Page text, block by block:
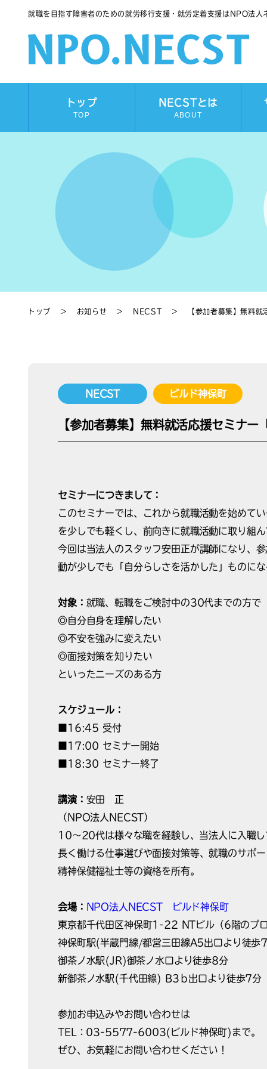
就職を目指す障害者のための就労移行支援・就労定着支援はNPO法人
トップ
TOP
NECSTとは
ABOUT
トップ ＞ お知らせ ＞ NECST＞ 【参加者募集】無料
NECST ビルド神保町
【参加者募集】無料就活応援セミナ
セミナーにつきまして：
このセミナーでは、これから就職活動を始めて
を少しでも軽くし、前向きに就職活動に取り組
今回は当法人のスタッフ安田正が講師になり、
動が少しでも「自分らしさを活かした」ものに
対象： 就職、転職をご検討中の30代までの方で
◎自分自身を理解したい
◎不安を強みに変えたい
◎面接対策を知りたい
といったニーズのある方
スケジュール：
■16:45 受付
■17:00 セミナー開始
■18:30 セミナー終了
講演： 安田 正
（NPO法人NECST）
10～20代は様々な職を経験し、当法人に入職
長く働ける仕事選びや面接対策等、就職のサポ
精神保健福祉士等の資格を所有。
会場： NPO法人NECST ビルド神保町
東京都千代田区神保町1-22 NTビル（6階のプ
神保町駅(半蔵門線/都営三田線A5出口より徒歩
御茶ノ水駅(JR)御茶ノ水口より徒歩8分
新御茶ノ水駅(千代田線) B3ｂ出口より徒歩7分
参加お申込みやお問い合わせは
TEL：03-5577-6003(ビルド神保町)まで。
ぜひ、お気軽にお問い合わせください！